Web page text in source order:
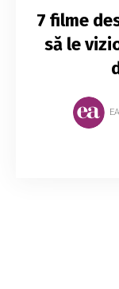
7 filme
să le